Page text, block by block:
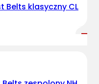
Belts klasyczny CL